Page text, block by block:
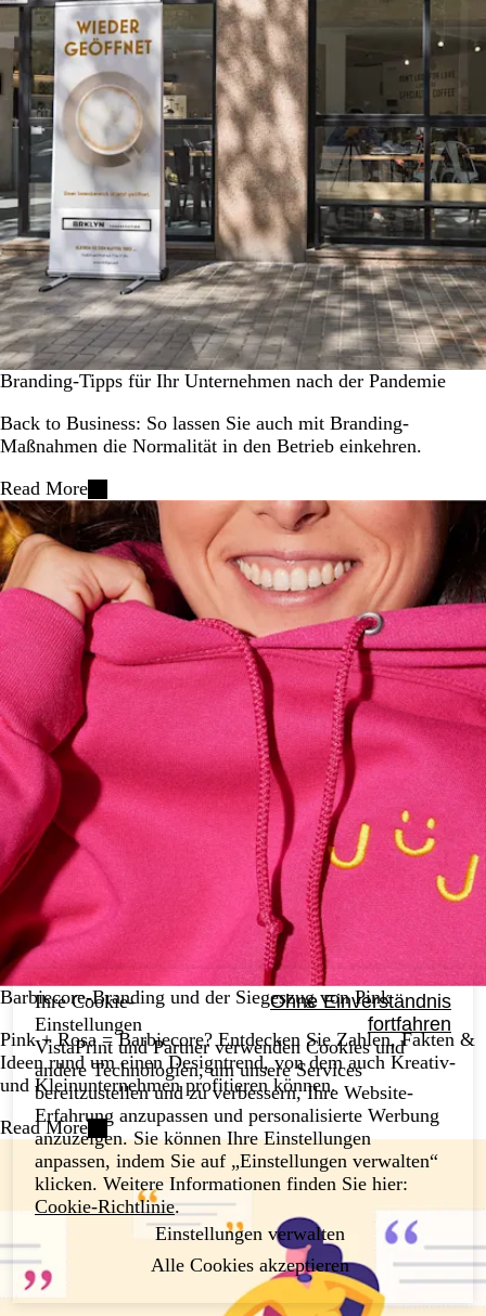
Branding-Tipps für Ihr Unternehmen nach der Pandemie
Back to Business: So lassen Sie auch mit Branding-
Maßnahmen die Normalität in den Betrieb einkehren.
Read More
Barbiecore-Branding und der Siegeszug von Pink
Pink + Rosa = Barbiecore? Entdecken Sie Zahlen, Fakten &
Ideen rund um einen Designtrend, von dem auch Kreativ-
und Kleinunternehmen profitieren können.
Read More
Ihre Cookie-
Einstellungen
Ohne Einverständnis
fortfahren
VistaPrint und Partner verwenden Cookies und
andere Technologien, um unsere Services
bereitzustellen und zu verbessern, Ihre Website-
Erfahrung anzupassen und personalisierte Werbung
anzuzeigen. Sie können Ihre Einstellungen
anpassen, indem Sie auf „Einstellungen verwalten“
klicken. Weitere Informationen finden Sie hier:
Cookie-Richtlinie.
Einstellungen verwalten
Alle Cookies akzeptieren